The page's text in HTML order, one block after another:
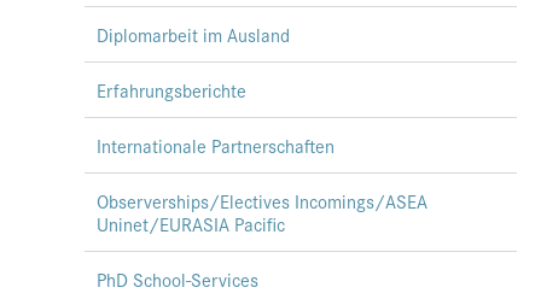
Diplomarbeit im Ausland
Erfahrungsberichte
Internationale Partnerschaften
Observerships/Electives Incomings/ASEA
Uninet/EURASIA Pacific
PhD School-Services